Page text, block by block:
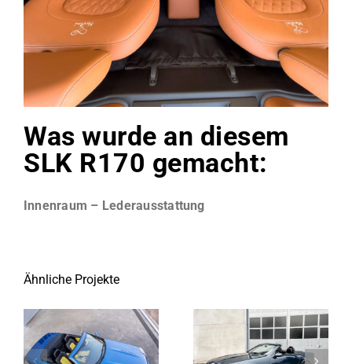
Was wurde an diesem
SLK R170 gemacht:
Innenraum – Lederausstattung
Ähnliche Projekte